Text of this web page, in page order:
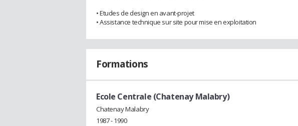
• Etudes de design en avant-projet
• Assistance technique sur site pour mise en exploitation
Formations
Ecole Centrale (Chatenay Malabry)
Chatenay Malabry
1987 - 1990